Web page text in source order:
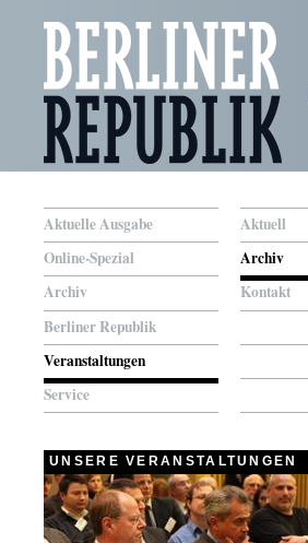
Aktuelle Ausgabe
Online-Spezial
Archiv
Berliner Republik
Veranstaltungen
Service
Aktuell
Archiv
Kontakt
UNSERE VERANSTALTUNGEN